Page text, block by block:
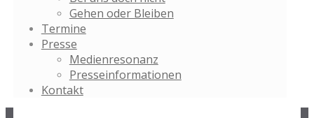
Gehen oder Bleiben
Termine
Presse
Medienresonanz
Presseinformationen
Kontakt